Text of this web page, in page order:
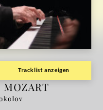
Tracklist anzeigen